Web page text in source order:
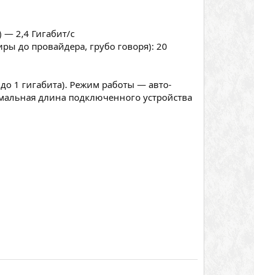
— 2,4 Гигабит/с
до провайдера, грубо говоря): 20
1 гигабита). Режим работы — авто-
длина подключенного устройства